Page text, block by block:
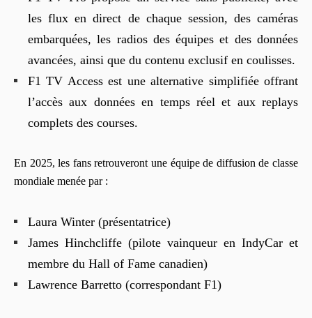
les flux en direct de chaque session, des caméras
embarquées, les radios des équipes et des données
avancées, ainsi que du contenu exclusif en coulisses.
F1 TV Access est une alternative simplifiée offrant
l’accès aux données en temps réel et aux replays
complets des courses.
En 2025, les fans retrouveront une équipe de diffusion de classe
mondiale menée par :
Laura Winter (présentatrice)
James Hinchcliffe (pilote vainqueur en IndyCar et
membre du Hall of Fame canadien)
Lawrence Barretto (correspondant F1)